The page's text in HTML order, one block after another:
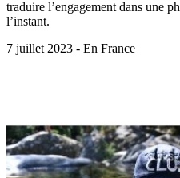
traduire l’engagement dans une
l’instant.
7 juillet 2023 - En France